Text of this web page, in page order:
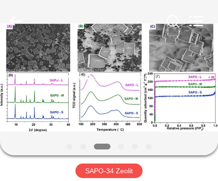
EV
ÜRÜNLER
HAKKIMIZDA
FABRIKA
TURU
Rights
Reserved.
SAPO-34 Zeolit